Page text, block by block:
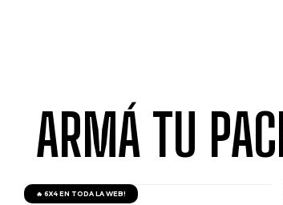
ARMÁ TU
🔥 6X4 EN TODA LA WEB!